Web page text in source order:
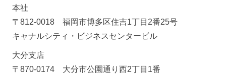
本社
〒812-0018 福岡市博多区住吉1丁目2番25号
キャナルシティ・ビジネスセンタービル
大分支店
〒870-0174 大分市公園通り西2丁目1番